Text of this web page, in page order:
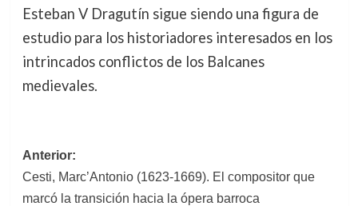
Esteban V Dragutín sigue siendo una figura de
estudio para los historiadores interesados en los
intrincados conflictos de los Balcanes
medievales.
Navegación
de
Anterior:
Cesti, Marc’Antonio (1623-1669). El compositor que
marcó la transición hacia la ópera barroca